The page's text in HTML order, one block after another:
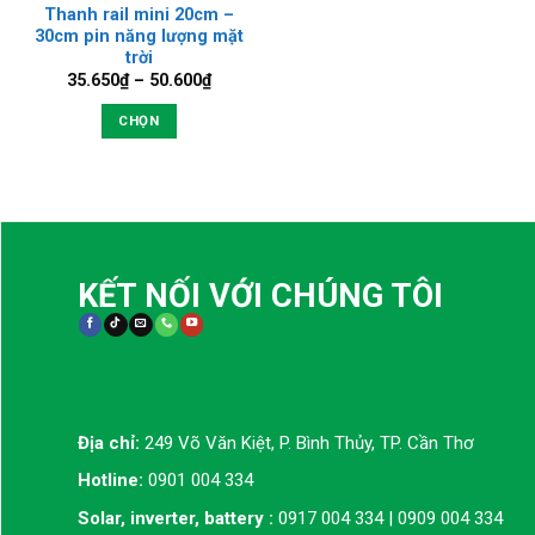
Thanh rail mini 20cm –
30cm pin năng lượng mặt
trời
35.650₫ – 50.600₫Khoảng
giá:
CHỌN
biến
thể.
Các
thể
được
chọn
KẾT NỐI VỚI CHÚNG TÔI
Địa chỉ: 249 Võ Văn Kiệt, P. Bình Thủy, TP. Cần Thơ
Hotline: 0901 004 334
Solar, inverter, battery : 0917 004 334 | 0909 004 334